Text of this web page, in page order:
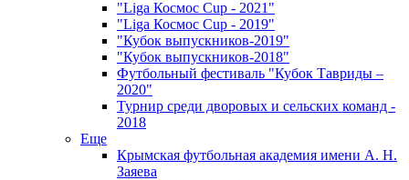
"Liga Космос Cup - 2021"
"Liga Космос Cup - 2019"
"Кубок выпускников-2019"
"Кубок выпускников-2018"
Футбольный фестиваль "Кубок Тавриды –
2020"
Турнир среди дворовых и сельских команд -
2018
Еще
Крымская футбольная академия имени А. Н.
Заяева